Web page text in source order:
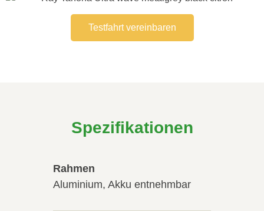
Testfahrt vereinbaren
Spezifikationen
Rahmen
Aluminium, Akku entnehmbar